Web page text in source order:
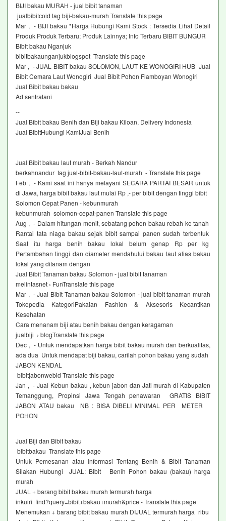
BIJI bakau MURAH - jual bibit tanaman
jualbibitcoid tag biji-bakau-murah Translate this page
Mar , - BIJI bakau *Harga Hubungi Kami Stock : Tersedia Lihat Detail
Produk Produk Terbaru; Produk Lainnya; Info Terbaru BIBIT BUNGUR
Bibit bakau Nganjuk
bibitbakaunganjukblogspot Translate this page
Mar , - JUAL BIBIT bakau SOLOMON, LAUT KE WONOGIRI HUB Jual
Bibit Cemara Laut Wonogiri Jual Bibit Pohon Flamboyan Wonogiri
Jual Bibit bakau bakau‎
Ad sentratani ‎
--
Jual Bibit bakau Benih dan Biji bakau Kiloan, Delivery Indonesia
Jual BibitHubungi KamiJual Benih
Jual Bibit bakau laut murah - Berkah Nandur
berkahnandur tag jual-bibit-bakau-laut-murah - Translate this page
Feb , - Kami saat ini hanya melayani SECARA PARTAI BESAR untuk
di Jawa, harga bibit bakau laut mulai Rp ,- per bibit dengan tinggi bibit
Solomon Cepat Panen - kebunmurah
kebunmurah solomon-cepat-panen Translate this page
Aug , - Dalam hitungan menit, sebatang pohon bakau rebah ke tanah
Rantai tata niaga bakau sejak bibit sampai panen sudah terbentuk
Saat itu harga benih bakau lokal belum genap Rp per kg
Pertambahan tinggi dan diameter mendahului bakau laut alias bakau
lokal yang ditanam dengan
Jual Bibit Tanaman bakau Solomon - jual bibit tanaman
melintasnet › FunTranslate this page
Mar , - Jual Bibit Tanaman bakau Solomon - jual bibit tanaman murah
Tokopedia KategoriPakaian Fashion & Aksesoris Kecantikan
Kesehatan
Cara menanam biji atau benih bakau dengan keragaman
jualbiji › blogTranslate this page
Dec , - Untuk mendapatkan harga bibit bakau murah dan berkualitas,
ada dua Untuk mendapat biji bakau, carilah pohon bakau yang sudah
JABON KENDAL
bibitjabonwebid Translate this page
Jan , - Jual Kebun bakau , kebun jabon dan Jati murah di Kabupaten
Temanggung, Propinsi Jawa Tengah penawaran GRATIS BIBIT
JABON ATAU bakau NB : BISA DIBELI MINIMAL PER METER
POHON
Jual Biji dan Bibit bakau
bibitbakau Translate this page
Untuk Pemesanan atau Informasi Tentang Benih & Bibit Tanaman
Silakan Hubungi JUAL: Bibit Benih Pohon bakau (bakau) harga
murah
JUAL + barang bibit bakau murah termurah harga
inkuiri find?query=bibit+bakau+murah&price - Translate this page
Menemukan + barang bibit bakau murah DIJUAL termurah harga ribu